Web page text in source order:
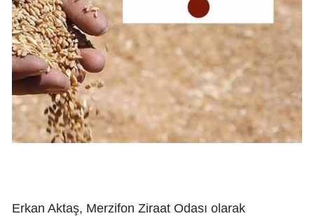
Erkan Aktaş, Merzifon Ziraat Odası olarak